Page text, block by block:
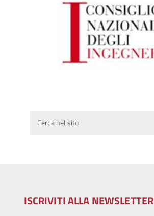
Cerca nel sito
ISCRIVITI ALLA NEWSLETTER